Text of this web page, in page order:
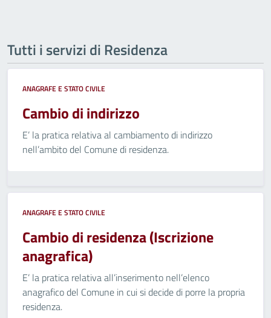
Tutti i servizi di Residenza
ANAGRAFE E STATO CIVILE
Cambio di indirizzo
E’ la pratica relativa al cambiamento di indirizzo
nell’ambito del Comune di residenza.
ANAGRAFE E STATO CIVILE
Cambio di residenza (Iscrizione
anagrafica)
E’ la pratica relativa all’inserimento nell’elenco
anagrafico del Comune in cui si decide di porre la propria
residenza.